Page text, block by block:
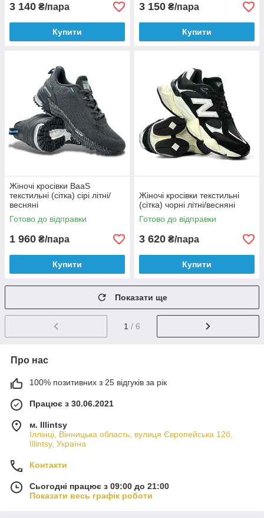
3 140 ₴/пара
Купити
3 150 ₴/пара
Купити
Жіночі кросівки BaaS
текстильні (сітка) сірі літні/
весняні
Готово до відправки
1 960 ₴/пара
Купити
Жіночі кросівки текстильні
(сітка) чорні літні/весняні
Готово до відправки
3 620 ₴/пара
Купити
Показати ще
1 / 6
Про нас
100% позитивних з 25 відгуків за рік
Працює з 30.06.2021
м. Illintsy
Іллінці, Вінницька область, вулиця Європейська 12б,
Illintsy, Україна
Контакти
Сьогодні працює з 09:00 до 21:00
Показати весь графік роботи